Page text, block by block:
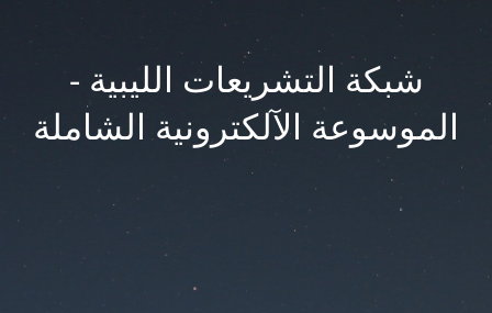
شبكة التشريعات الليبية -
الموسوعة الآلكترونية الشاملة